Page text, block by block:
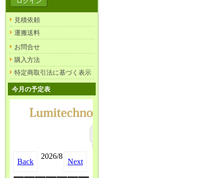
見積依頼
運搬送料
お問合せ
購入方法
特定商取引法に基づく表示
今月の予定表